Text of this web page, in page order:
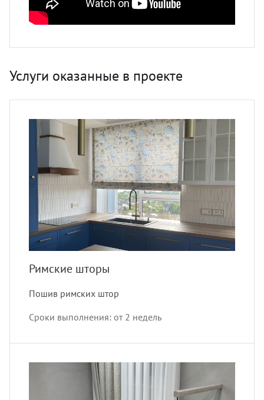
Услуги оказанные в проекте
Римские шторы
Пошив римских штор
Сроки выполнения: от 2 недель